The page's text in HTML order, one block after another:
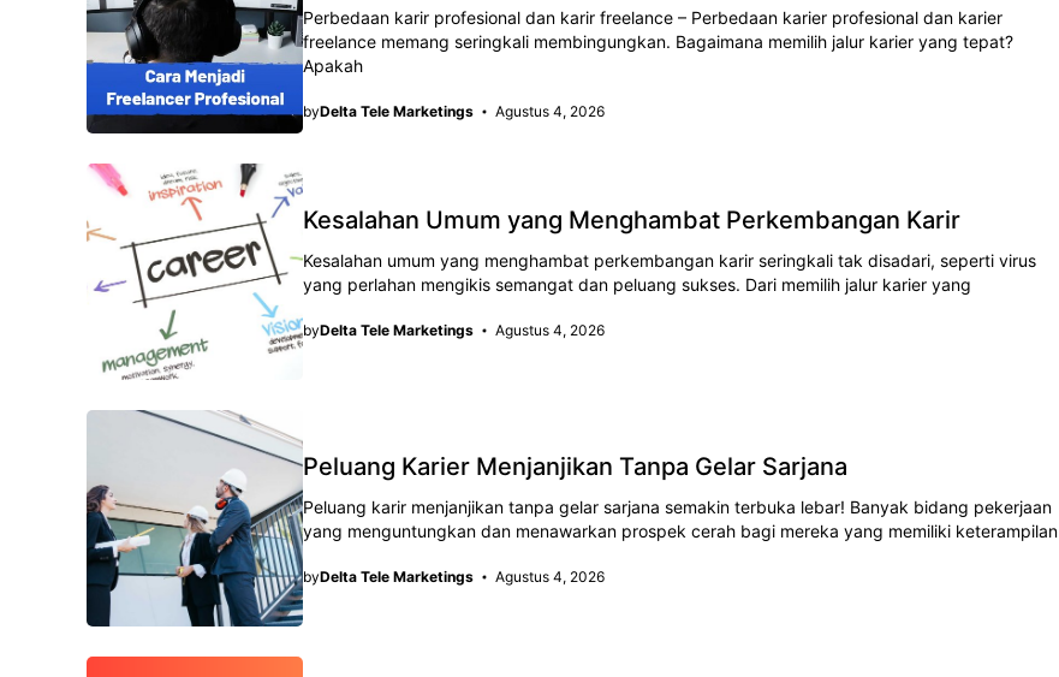
Perbedaan karir profesional dan karir freelance – Perbedaan karier profesional dan karier
freelance memang seringkali membingungkan. Bagaimana memilih jalur karier yang tepat?
Apakah
byDelta Tele Marketings Agustus 4, 2026
Kesalahan Umum yang Menghambat Perkembangan Karir
Kesalahan umum yang menghambat perkembangan karir seringkali tak disadari, seperti virus
yang perlahan mengikis semangat dan peluang sukses. Dari memilih jalur karier yang
byDelta Tele Marketings Agustus 4, 2026
Peluang Karier Menjanjikan Tanpa Gelar Sarjana
Peluang karir menjanjikan tanpa gelar sarjana semakin terbuka lebar! Banyak bidang pekerjaan
yang menguntungkan dan menawarkan prospek cerah bagi mereka yang memiliki keterampilan
byDelta Tele Marketings Agustus 4, 2026